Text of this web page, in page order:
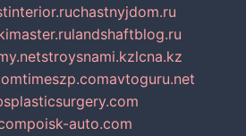
chastnyjdom.ru
landshaftblog.ru
stroysnami.kzlcna.kz
timeszp.comavtoguru.net
poisk-auto.com